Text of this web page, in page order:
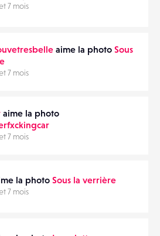
7 mois
aime la photo Sous
7 mois
aime la photo
7 mois
la photo Sous la verrière
7 mois